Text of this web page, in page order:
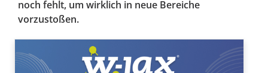
noch fehlt, um wirklich in neue Bereiche
vorzustoßen.